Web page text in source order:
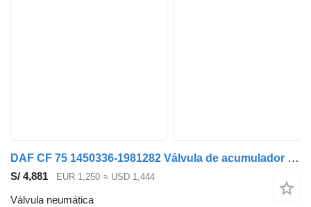
DAF CF 75 1450336-1981282 Válvula de acumulador CF75IV/CF85IV/XF95/XF10 válvula neumática para camión
S/ 4,881 EUR 1,250 ≈ USD 1,444
Válvula neumática